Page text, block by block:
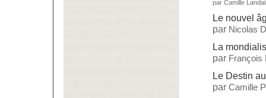
par Camille
Le nouvel
par Nicolas
La
par François
Le Destin
par Camille